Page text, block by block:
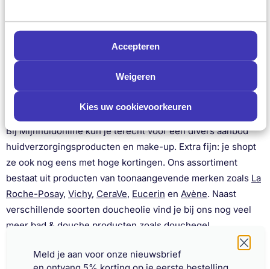
Accepteren
Weigeren
Kies uw cookievoorkeuren
Meld je aan voor onze nieuwsbrief
de huid. De olie zorgt ervoor dat jouw huid goed
gehydrateerd wordt en helpt bij het verbeteren van de
huidbarrière. Het is aan te raden om de huid na het douchen
in te smeren met een vette bodycrème.
Douchegel kopen
Bij Mijnhuidonline kun je terecht voor een divers aanbod
huidverzorgingsproducten en make-up. Extra fijn: je shopt
ze ook nog eens met hoge kortingen. Ons assortiment
bestaat uit producten van toonaangevende merken zoals La
Roche-Posay, Vichy, CeraVe, Eucerin en Avène. Naast
verschillende soorten doucheolie vind je bij ons nog veel
meer bad & douche producten zoals douchegel,
, bodylotions en doucheschuim.
Plaats jouw bestelling in onze webshop op een werkdag